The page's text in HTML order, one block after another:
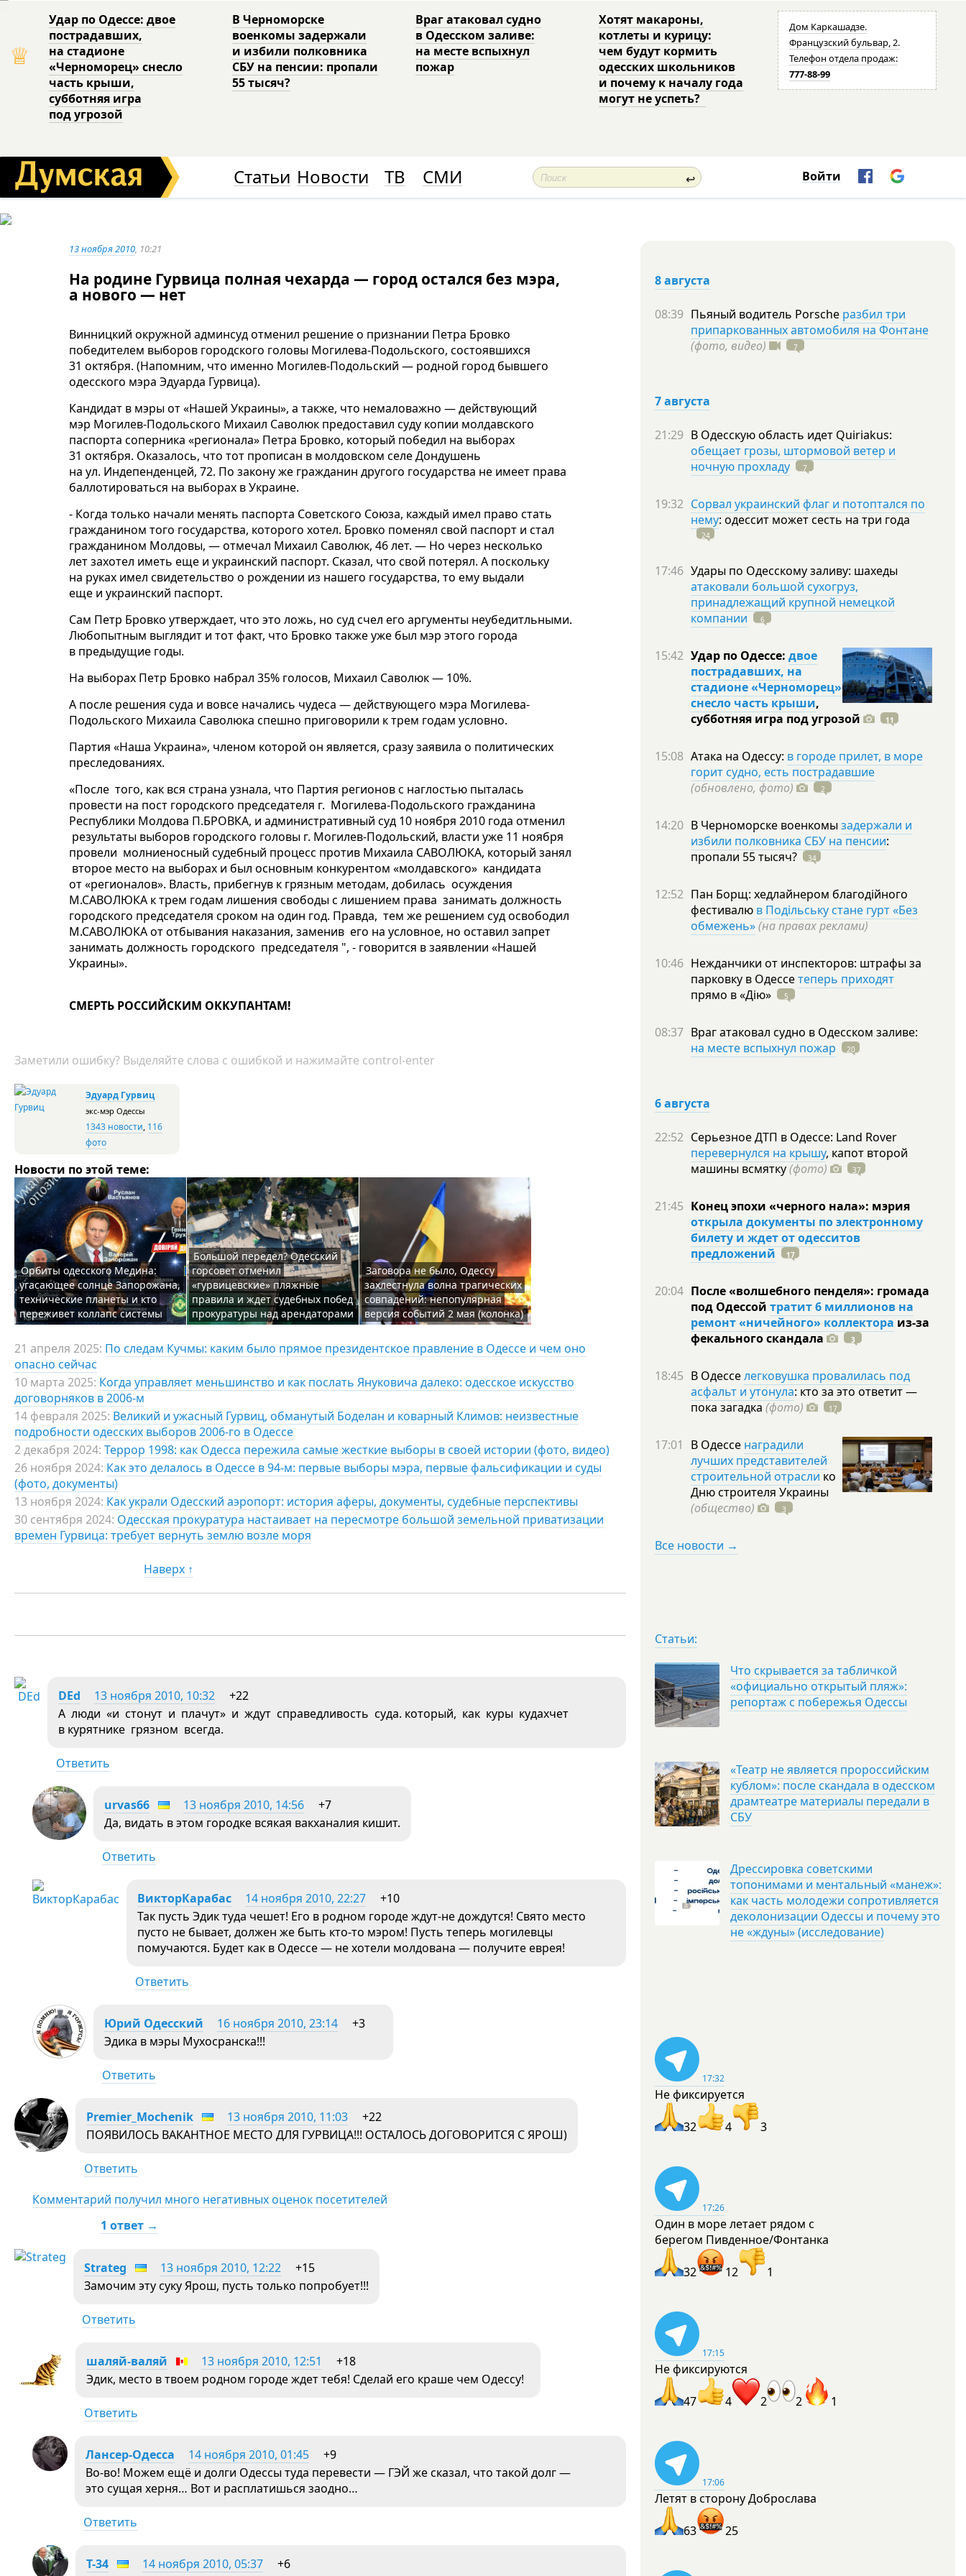
♕
Удар по Одессе: двое
пострадавших,
на стадионе
«Черноморец» снесло
часть крыши,
субботняя игра
под угрозой
В Черноморске
военкомы задержали
и избили полковника
СБУ на пенсии: пропали
55 тысяч?
Враг атаковал судно
в Одесском заливе:
на месте вспыхнул
пожар
Хотят макароны,
котлеты и курицу:
чем будут кормить
одесских школьников
и почему к началу года
могут не успеть?
Дом Каркашадзе.
Французский бульвар, 2.
Телефон отдела продаж:
777-88-99
Статьи Новости ТВ СМИ ↩ Войти
13 ноября 2010, 10:21
На родине Гурвица полная чехарда — город остался без мэра,
а нового — нет
Винницкий окружной админсуд отменил решение о признании Петра Бровко
победителем выборов городского головы Могилева-Подольского, состоявшихся
31 октября. (Напомним, что именно Могилев-Подольский — родной город бывшего
одесского мэра Эдуарда Гурвица).
Кандидат в мэры от «Нашей Украины», а также, что немаловажно — действующий
мэр Могилев-Подольского Михаил Саволюк предоставил суду копии молдавского
паспорта соперника «регионала» Петра Бровко, который победил на выборах
31 октября. Оказалось, что тот прописан в молдовском селе Дондушень
на ул. Индепенденцей, 72. По закону же гражданин другого государства не имеет права
баллотироваться на выборах в Украине.
- Когда только начали менять паспорта Советского Союза, каждый имел право стать
гражданином того государства, которого хотел. Бровко поменял свой паспорт и стал
гражданином Молдовы, — отмечал Михаил Саволюк, 46 лет. — Но через несколько
лет захотел иметь еще и украинский паспорт. Сказал, что свой потерял. А поскольку
на руках имел свидетельство о рождении из нашего государства, то ему выдали
еще и украинский паспорт.
Сам Петр Бровко утверждает, что это ложь, но суд счел его аргументы неубедитльными.
Любопытным выглядит и тот факт, что Бровко также уже был мэр этого города
в предыдущие годы.
На выборах Петр Бровко набрал 35% голосов, Михаил Саволюк — 10%.
А после решения суда и вовсе начались чудеса — действующего мэра Могилева-
Подольского Михаила Саволюка спешно приговорили к трем годам условно.
Партия «Наша Украина», членом которой он является, сразу заявила о политических
преследованиях.
«После того, как вся страна узнала, что Партия регионов с наглостью пыталась
провести на пост городского председателя г. Могилева-Подольского гражданина
Республики Молдова П.БРОВКА, и административный суд 10 ноября 2010 года отменил
результаты выборов городского головы г. Могилев-Подольский, власти уже 11 ноября
провели молниеносный судебный процесс против Михаила САВОЛЮКА, который занял
второе место на выборах и был основным конкурентом «молдавского» кандидата
от «регионалов». Власть, прибегнув к грязным методам, добилась осуждения
М.САВОЛЮКА к трем годам лишения свободы с лишением права занимать должность
городского председателя сроком на один год. Правда, тем же решением суд освободил
М.САВОЛЮКА от отбывания наказания, заменив его на условное, но оставил запрет
занимать должность городского председателя ", - говорится в заявлении «Нашей
Украины».
СМЕРТЬ РОССИЙСКИМ ОККУПАНТАМ!
Заметили ошибку? Выделяйте слова с ошибкой и нажимайте control-enter
Эдуард Гурвиц
экс-мэр Одессы
1343 новости, 116
фото
Новости по этой теме:
Орбиты одесского Медина:
угасающее солнце Запорожана,
технические планеты и кто
переживет коллапс системы
Большой передел? Одесский
горсовет отменил
«гурвицевские» пляжные
правила и ждет судебных побед
прокуратуры над арендаторами
Заговора не было, Одессу
захлестнула волна трагических
совпадений: непопулярная
версия событий 2 мая (колонка)
21 апреля 2025: По следам Кучмы: каким было прямое президентское правление в Одессе и чем оно
опасно сейчас
10 марта 2025: Когда управляет меньшинство и как послать Януковича далеко: одесское искусство
договорняков в 2006-м
14 февраля 2025: Великий и ужасный Гурвиц, обманутый Боделан и коварный Климов: неизвестные
подробности одесских выборов 2006-го в Одессе
2 декабря 2024: Террор 1998: как Одесса пережила самые жесткие выборы в своей истории (фото, видео)
26 ноября 2024: Как это делалось в Одессе в 94-м: первые выборы мэра, первые фальсификации и суды
(фото, документы)
13 ноября 2024: Как украли Одесский аэропорт: история аферы, документы, судебные перспективы
30 сентября 2024: Одесская прокуратура настаивает на пересмотре большой земельной приватизации
времен Гурвица: требует вернуть землю возле моря
Наверх ↑
DEd 13 ноября 2010, 10:32
+22
А люди «и стонут и плачут» и ждут справедливость суда. который, как куры кудахчет
в курятнике грязном всегда.
Ответить
urvas66 13 ноября 2010, 14:56
+7
Да, видать в этом городке всякая вакханалия кишит.
Ответить
ВикторКарабас 14 ноября 2010, 22:27
+10
Так пусть Эдик туда чешет! Его в родном городе ждут-не дождутся! Свято место
пусто не бывает, должен же быть кто-то мэром! Пусть теперь могилевцы
помучаются. Будет как в Одессе — не хотели молдована — получите еврея!
Ответить
Юрий Одесский 16 ноября 2010, 23:14
+3
Эдика в мэры Мухосранска!!!
Ответить
Premier_Mochenik 13 ноября 2010, 11:03
+22
ПОЯВИЛОСЬ ВАКАНТНОЕ МЕСТО ДЛЯ ГУРВИЦА!!! ОСТАЛОСЬ ДОГОВОРИТСЯ С ЯРОШ)
Ответить
Комментарий получил много негативных оценок посетителей
1 ответ →
Strateg 13 ноября 2010, 12:22
+15
Замочим эту суку Ярош, пусть только попробует!!!
Ответить
шаляй-валяй 13 ноября 2010, 12:51
+18
Эдик, место в твоем родном городе ждет тебя! Сделай его краше чем Одессу!
Ответить
Лансер-Одесса 14 ноября 2010, 01:45
+9
Во-во! Можем ещё и долги Одессы туда перевести — ГЭЙ же сказал, что такой долг —
это сущая херня… Вот и расплатишься заодно…
Ответить
T-34 14 ноября 2010, 05:37
+6
8 августа
08:39 Пьяный водитель Porsche разбил три
припаркованных автомобиля на Фонтане
(фото, видео)
7
7 августа
21:29 В Одесскую область идет Quiriakus:
обещает грозы, штормовой ветер и
ночную прохладу
7
19:32 Сорвал украинский флаг и потоптался по
нему: одессит может сесть на три года
24
17:46 Удары по Одесскому заливу: шахеды
атаковали большой сухогруз,
принадлежащий крупной немецкой
компании
6
15:42 Удар по Одессе: двое
пострадавших, на
стадионе «Черноморец»
снесло часть крыши,
субботняя игра подугрозой 11
15:08 Атака на Одессу: в городе прилет, в море
горит судно, есть пострадавшие
(обновлено, фото)
2
14:20 В Черноморске военкомы задержали и
избили полковника СБУ на пенсии:
пропали 55тысяч? 34
12:52 Пан Борщ: хедлайнером благодійного
фестивалю в Подільську стане гурт «Без
обмежень»(на правах реклами)
10:46 Нежданчики от инспекторов: штрафы за
парковку в Одессетеперь приходят
прямо в«Дію» 5
08:37 Враг атаковал судно в Одесском заливе:
на месте вспыхнул пожар
20
6 августа
22:52 Серьезное ДТП в Одессе: Land Rover
перевернулся на крышу, капот второй
машины всмятку(фото) 37
21:45 Конец эпохи «черного нала»: мэрия
открыла документы по электронному
билету и ждет от одесситов
предложений
17
20:04 После «волшебного пенделя»: громада
под Одессой тратит 6 миллионов на
ремонт «ничейного» коллектора из-за
фекального скандала
3
18:45 В Одесселегковушка провалилась под
асфальт и утонула: кто за это ответит —
пока загадка (фото) 17
17:01 В Одессе наградили
лучших представителей
строительной отрасли ко
Дню строителя Украины
(общество)
3
Все новости →
Статьи:
Что скрывается за табличкой
«официально открытый пляж»:
репортаж с побережья Одессы
«Театр не является пророссийским
кублом»: после скандала в одесском
драмтеатре материалы передали в
СБУ
Дрессировка советскими
топонимами и ментальный «манеж»:
как часть молодежи сопротивляется
деколонизации Одессы и почему это
не «ждуны» (исследование)
17:32
Не фиксируется
32 4 3
17:26
Один в море летает рядом с
берегом Пивденное/Фонтанка
32 12 1
17:15
Не фиксируются
47 4 2 2 1
17:06
Летят в сторону Доброслава
63 25